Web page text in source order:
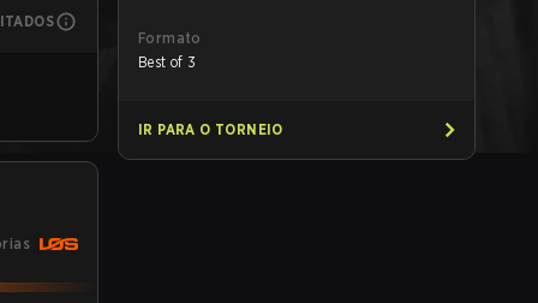
Formato
Best of 3
IR PARA O TORNEIO